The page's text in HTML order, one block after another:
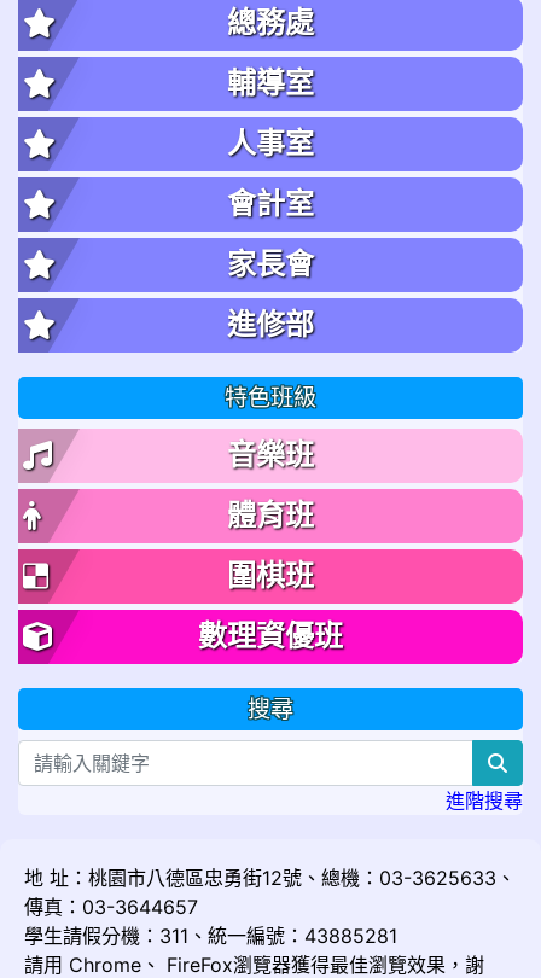
總務處
輔導室
人事室
會計室
家長會
進修部
特色班級
音樂班
體育班
圍棋班
數理資優班
搜尋
進階搜尋
地 址：桃園市八德區忠勇街12號、總機：03-3625633、
傳真：03-3644657
學生請假分機：311、統一編號：43885281
請用 Chrome 、 FireFox瀏覽器獲得最佳瀏覽效果，謝